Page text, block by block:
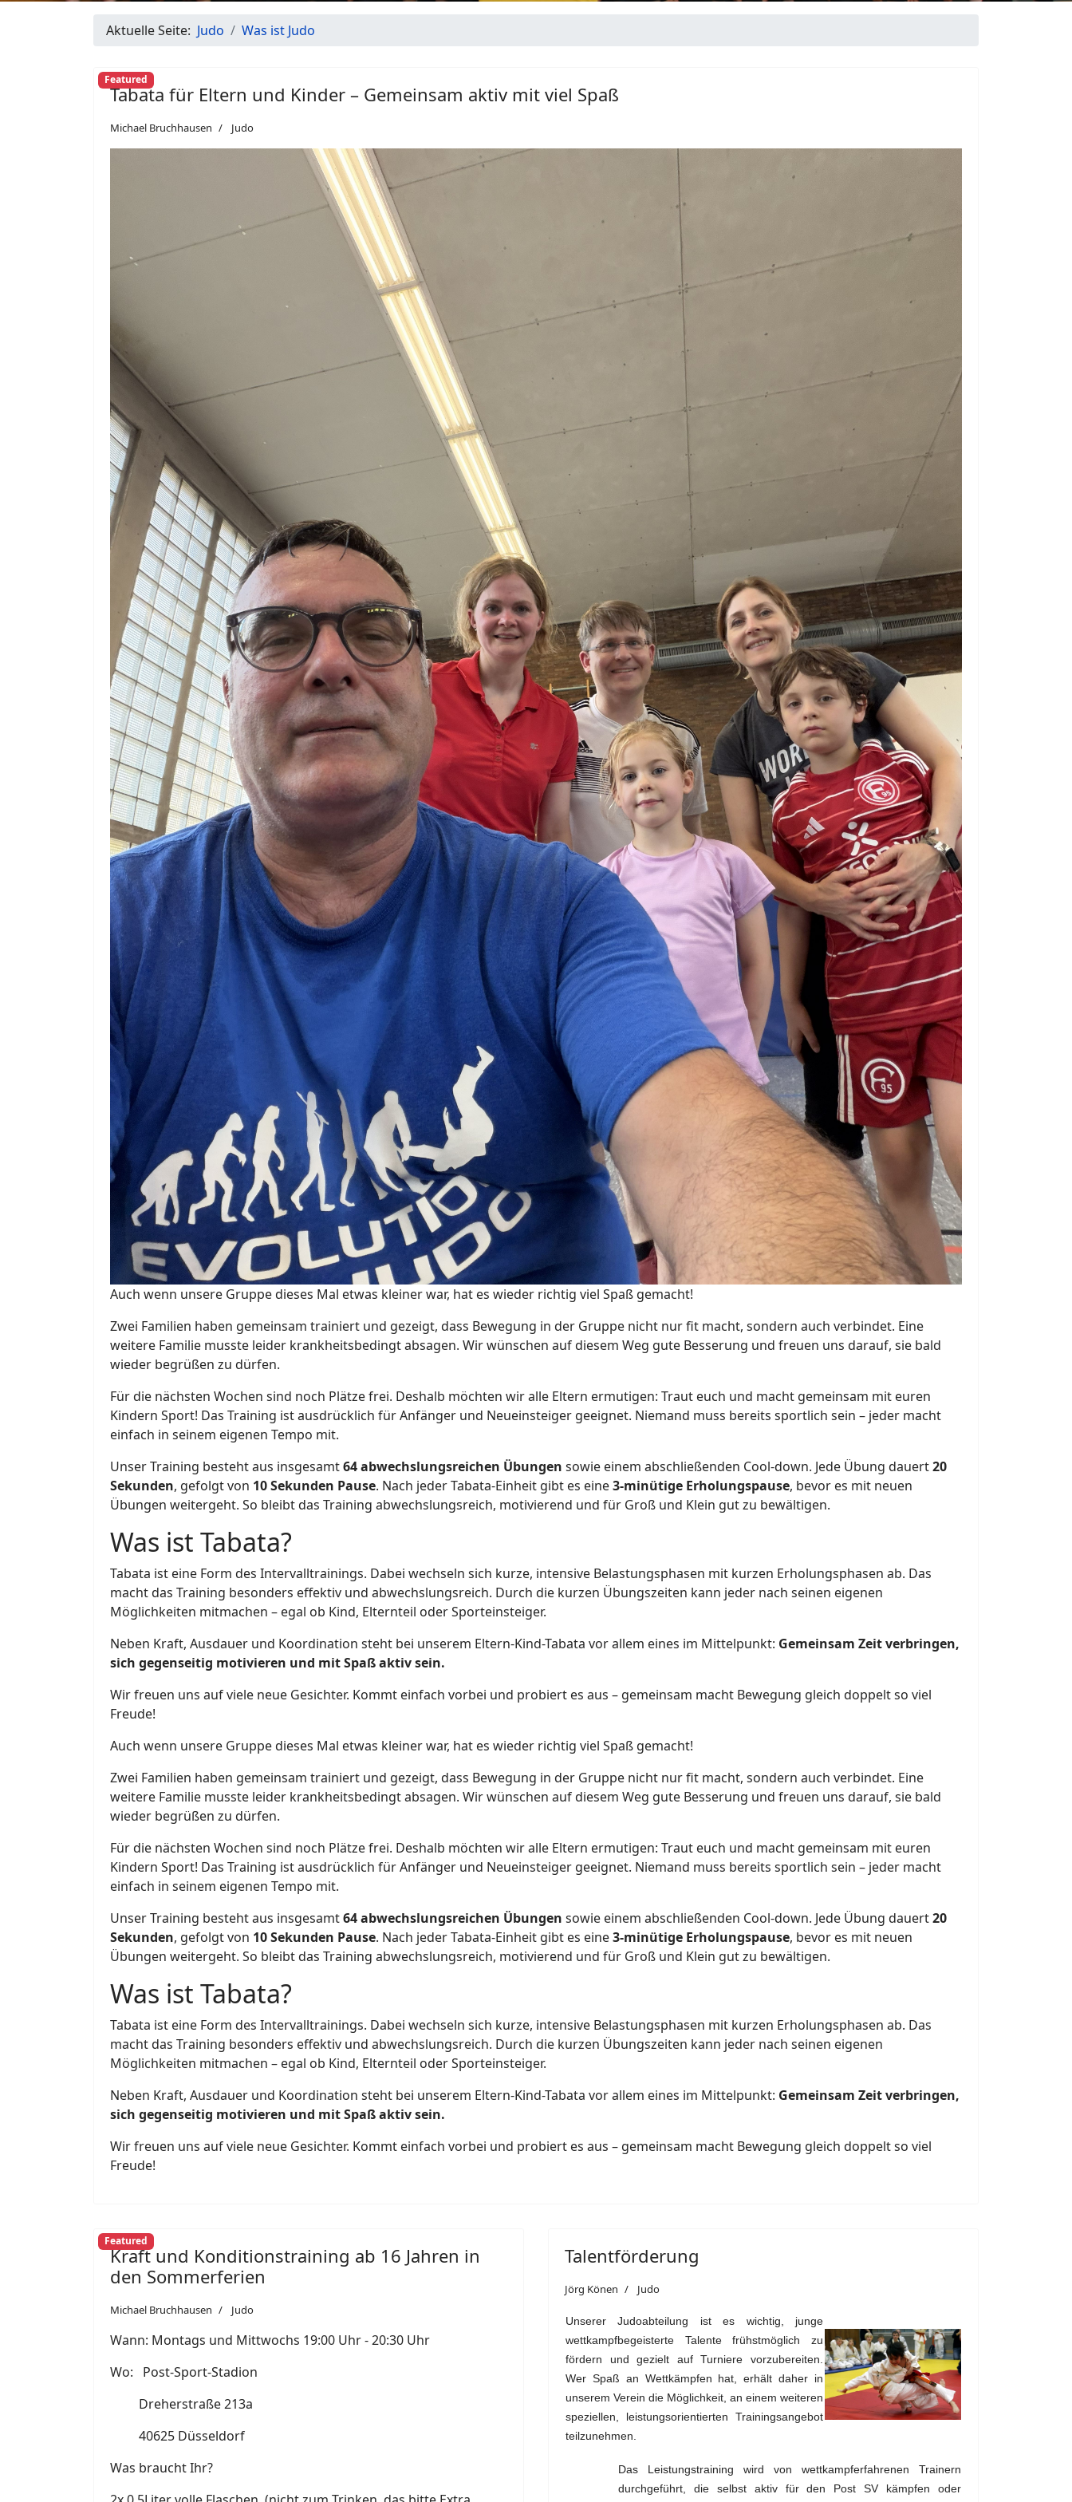
Aktuelle Seite: Judo Was ist Judo
Featured
Tabata für Eltern und Kinder – Gemeinsam aktiv mit viel Spaß
Michael Bruchhausen Judo
Auch wenn unsere Gruppe dieses Mal etwas kleiner war, hat es wieder richtig viel Spaß gemacht!
Zwei Familien haben gemeinsam trainiert und gezeigt, dass Bewegung in der Gruppe nicht nur fit macht, sondern auch verbindet. Eine
weitere Familie musste leider krankheitsbedingt absagen. Wir wünschen auf diesem Weg gute Besserung und freuen uns darauf, sie bald
wieder begrüßen zu dürfen.
Für die nächsten Wochen sind noch Plätze frei. Deshalb möchten wir alle Eltern ermutigen: Traut euch und macht gemeinsam mit euren
Kindern Sport! Das Training ist ausdrücklich für Anfänger und Neueinsteiger geeignet. Niemand muss bereits sportlich sein – jeder macht
einfach in seinem eigenen Tempo mit.
Unser Training besteht aus insgesamt64 abwechslungsreichen Übungen sowie einem abschließenden Cool-down. Jede Übung dauert20
Sekunden, gefolgt von 10 Sekunden Pause. Nach jeder Tabata-Einheit gibt es eine3-minütige Erholungspause, bevor es mit neuen
Übungen weitergeht. So bleibt das Training abwechslungsreich, motivierend und für Groß und Klein gut zu bewältigen.
Was ist Tabata?
Tabata ist eine Form des Intervalltrainings. Dabei wechseln sich kurze, intensive Belastungsphasen mit kurzen Erholungsphasen ab. Das
macht das Training besonders effektiv und abwechslungsreich. Durch die kurzen Übungszeiten kann jeder nach seinen eigenen
Möglichkeiten mitmachen – egal ob Kind, Elternteil oder Sporteinsteiger.
Neben Kraft, Ausdauer und Koordination steht bei unserem Eltern-Kind-Tabata vor allem eines im Mittelpunkt: Gemeinsam Zeit verbringen,
sich gegenseitig motivieren und mit Spaß aktiv sein.
Wir freuen uns auf viele neue Gesichter. Kommt einfach vorbei und probiert es aus – gemeinsam macht Bewegung gleich doppelt so viel
Freude!
Auch wenn unsere Gruppe dieses Mal etwas kleiner war, hat es wieder richtig viel Spaß gemacht!
Zwei Familien haben gemeinsam trainiert und gezeigt, dass Bewegung in der Gruppe nicht nur fit macht, sondern auch verbindet. Eine
weitere Familie musste leider krankheitsbedingt absagen. Wir wünschen auf diesem Weg gute Besserung und freuen uns darauf, sie bald
wieder begrüßen zu dürfen.
Für die nächsten Wochen sind noch Plätze frei. Deshalb möchten wir alle Eltern ermutigen: Traut euch und macht gemeinsam mit euren
Kindern Sport! Das Training ist ausdrücklich für Anfänger und Neueinsteiger geeignet. Niemand muss bereits sportlich sein – jeder macht
einfach in seinem eigenen Tempo mit.
Unser Training besteht aus insgesamt64 abwechslungsreichen Übungen sowie einem abschließenden Cool-down. Jede Übung dauert20
Sekunden, gefolgt von 10 Sekunden Pause. Nach jeder Tabata-Einheit gibt es eine3-minütige Erholungspause, bevor es mit neuen
Übungen weitergeht. So bleibt das Training abwechslungsreich, motivierend und für Groß und Klein gut zu bewältigen.
Was ist Tabata?
Tabata ist eine Form des Intervalltrainings. Dabei wechseln sich kurze, intensive Belastungsphasen mit kurzen Erholungsphasen ab. Das
macht das Training besonders effektiv und abwechslungsreich. Durch die kurzen Übungszeiten kann jeder nach seinen eigenen
Möglichkeiten mitmachen – egal ob Kind, Elternteil oder Sporteinsteiger.
Neben Kraft, Ausdauer und Koordination steht bei unserem Eltern-Kind-Tabata vor allem eines im Mittelpunkt: Gemeinsam Zeit verbringen,
sich gegenseitig motivieren und mit Spaß aktiv sein.
Wir freuen uns auf viele neue Gesichter. Kommt einfach vorbei und probiert es aus – gemeinsam macht Bewegung gleich doppelt so viel
Freude!
Featured
Kraft und Konditionstraining ab 16 Jahren in
den Sommerferien
Michael Bruchhausen Judo
Wann: Montags und Mittwochs 19:00 Uhr - 20:30 Uhr
Wo: Post-Sport-Stadion
Dreherstraße 213a
40625 Düsseldorf
Was braucht Ihr?
Talentförderung
Jörg Könen Judo
Unserer Judoabteilung ist es wichtig, junge
wettkampfbegeisterte Talente frühstmöglich zu
fördern und gezielt auf Turniere vorzubereiten.
Wer Spaß an Wettkämpfen hat, erhält daher in
unserem Verein die Möglichkeit, an einem weiteren
speziellen, leistungsorientierten Trainingsangebot
teilzunehmen.
Das Leistungstraining wird von wettkampferfahrenen Trainern
durchgeführt, die selbst aktiv für den Post SV kämpfen oder